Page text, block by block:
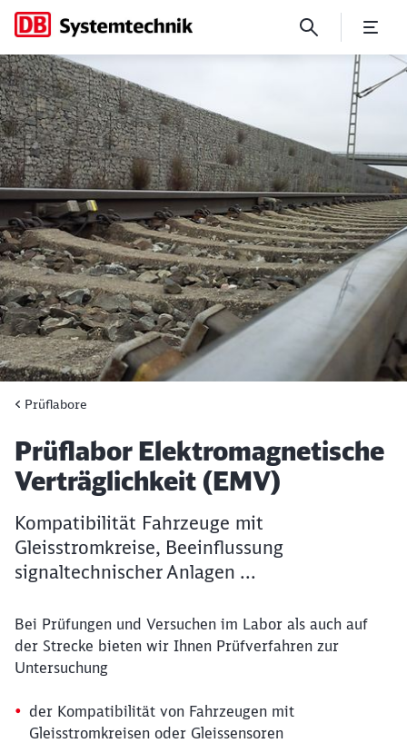
Prüflabor
Prüflabore
Artikel:
Prüflabor Elektromagnetische
Verträglichkeit (EMV)
Kompatibilität Fahrzeuge mit
Gleisstromkreise, Beeinflussung
signaltechnischer Anlagen ...
Bei Prüfungen und Versuchen im Labor als auch auf
der Strecke bieten wir Ihnen Prüfverfahren zur
Untersuchung
der Kompatibilität von Fahrzeugen mit
Gleisstromkreisen oder Gleissensoren